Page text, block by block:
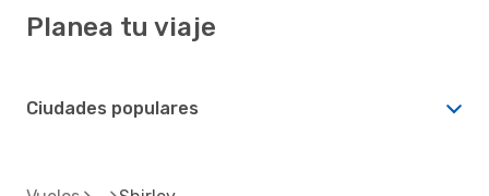
Planea tu viaje
Ciudades populares